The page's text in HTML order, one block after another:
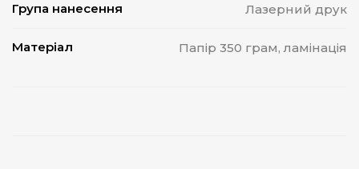
Група нанесення Лазерний друк
Матеріал Папір 350 грам, ламінація